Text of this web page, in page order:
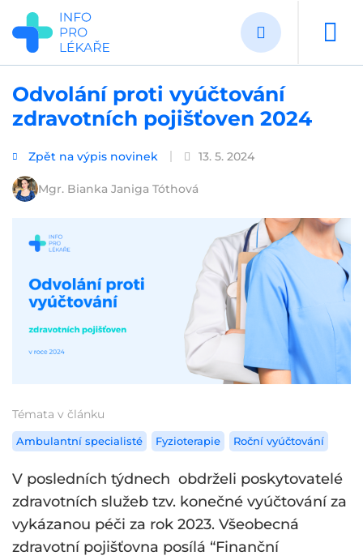
Přejít
hlavnímu
obsahu
Odvolání proti vyúčtování
zdravotních pojišťoven 2024
Zpět na výpis novinek 13. 5. 2024
Mgr. Bianka Janiga Tóthová
Témata v článku
Ambulantní specialisté Fyzioterapie Roční vyúčtování
V posledních týdnech obdrželi poskytovatelé
zdravotních služeb tzv. konečné vyúčtování za
vykázanou péči za rok 2023. Všeobecná
zdravotní pojišťovna posílá “Finanční